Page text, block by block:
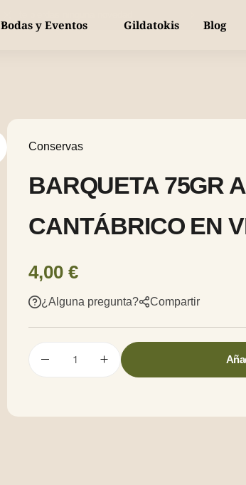
Bodas y Eventos Gildatokis Blog
Conservas
BARQUETA 75GR
CANTÁBRICO EN
4,00 €
¿Alguna pregunta? Compartir